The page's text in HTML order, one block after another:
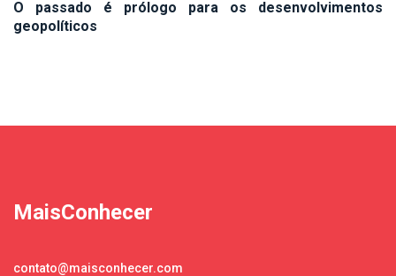
O passado é prólogo para os desenvolvimentos
geopolíticos
MaisConhecer
contato@maisconhecer.com